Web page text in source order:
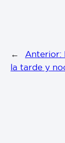
← Anterior:
la tarde y